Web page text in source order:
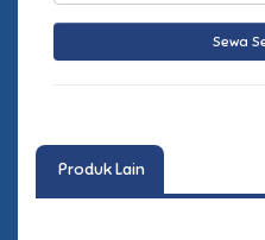
Produk Lain